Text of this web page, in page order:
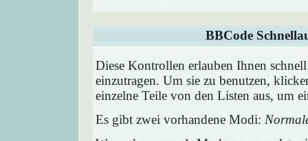
BBCode
Diese Kontrollen erlauben Ihnen
einzutragen. Um sie zu benutzen,
einzelne Teile von den Listen aus, um
Es gibt zwei vorhandene Modi: